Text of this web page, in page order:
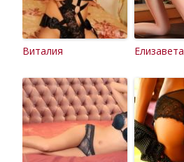
Виталия Елизавета